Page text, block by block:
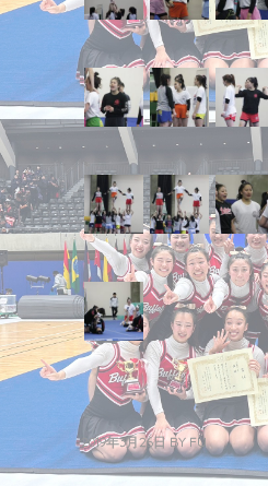
2019年3月26日BYFU
« 過去の投稿 新